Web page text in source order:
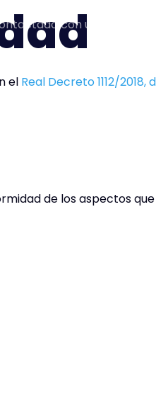
con usted?
el Real Decreto 1112/2018,
de los aspectos